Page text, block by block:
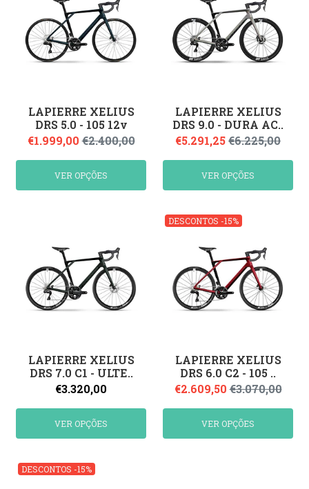
LAPIERRE XELIUS
DRS 5.0 - 105 12v
€1.999,00 €2.400,00
VER OPÇÕES
LAPIERRE XELIUS
DRS 9.0 - DURA AC..
€5.291,25€6.225,00
VER OPÇÕES
LAPIERRE XELIUS
DRS 7.0 C1 - ULTE..
€3.320,00
VER OPÇÕES
DESCONTOS -15%
LAPIERRE XELIUS
DRS 6.0 C2 - 105 ..
€2.609,50 €3.070,00
VER OPÇÕES
DESCONTOS -15%